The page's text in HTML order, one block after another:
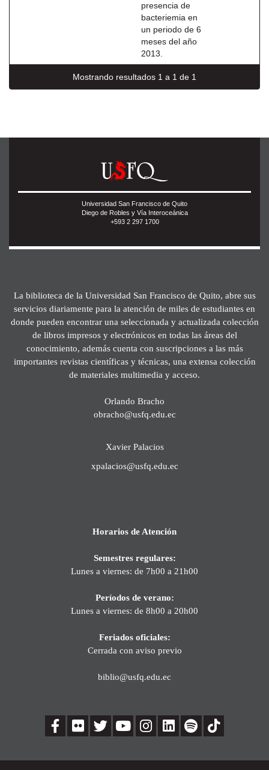
presencia de
bacteriemia en
un periodo de 6
meses del año
2013.
Mostrando resultados 1 a 1 de 1
Universidad San Francisco de Quito
Diego de Robles y Vía Interoceánica
+593 2 297 1700
La biblioteca de la Universidad San Francisco de Quito, abre sus
servicios diariamente para la atención de miles de estudiantes en
donde pueden encontrar una seleccionada y actualizada colección
de libros impresos y electrónicos en todas las áreas del
conocimiento, además cuenta con suscripciones a las más
importantes revistas científicas y técnicas, una extensa colección
de materiales multimedia y acceso.
Orlando Bracho
obracho@usfq.edu.ec
Xavier Palacios
xpalacios@usfq.edu.ec
Horarios de Atención
Semestres regulares:
Lunes a viernes: de 7h00 a 21h00
Períodos de verano:
Lunes a viernes: de 8h00 a 20h00
Feriados oficiales:
Cerrada con aviso previo
biblio@usfq.edu.ec